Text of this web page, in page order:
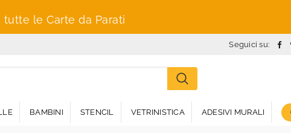
tutte le Carte da Parati
Seguici su:
BAMBINI STENCIL VETRINISTICA ADESIVI MURALI